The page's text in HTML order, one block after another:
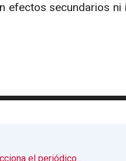
efectos secundarios ni